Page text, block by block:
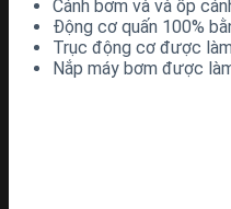
Cánh bơm và và ốp
Động cơ quấn 100%
Trục động cơ được
Nắp máy bơm được